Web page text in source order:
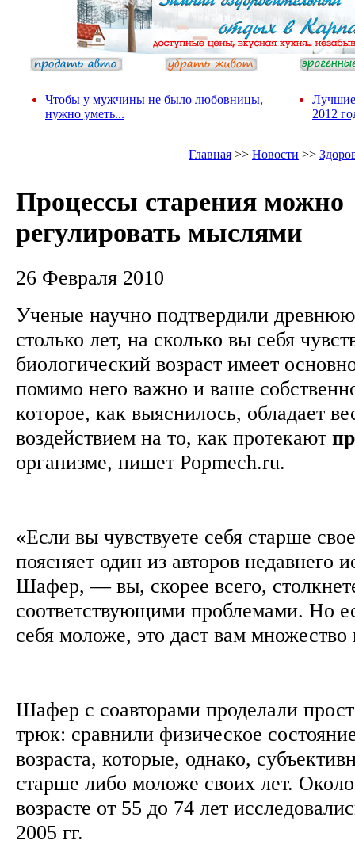
Чтобы у мужчины не было любовницы,
нужно уметь...
Лучшие
2012
Главная >> Новости >>
Процессы старения можно
регулировать мыслями
26 Февраля 2010
Ученые научно подтвердили
столько лет, на сколько вы себя
биологический возраст имеет
помимо него важно и ваше
которое, как выяснилось, обладает
воздействием на то, как протекают
организме, пишет Popmech.ru.
«Если вы чувствуете себя старше
поясняет один из авторов недавнего
Шафер, — вы, скорее всего,
соответствующими проблемами. Но
себя моложе, это даст вам
Шафер с соавторами проделали
трюк: сравнили физическое
возраста, которые, однако,
старше либо моложе своих лет.
возрасте от 55 до 74 лет
2005 гг.